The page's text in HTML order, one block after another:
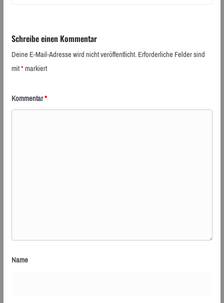
Schreibe einen Kommentar
Deine E-Mail-Adresse wird nicht veröffentlicht.Erforderliche Felder sind
mit*markiert
Kommentar*
Name